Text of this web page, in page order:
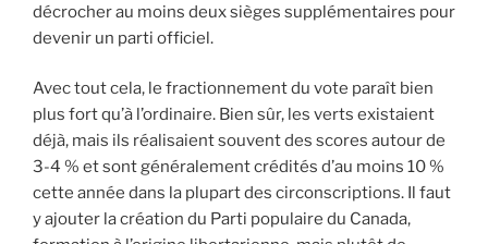
décrocher au moins deux sièges supplémentaires pour
devenir un parti officiel.
Avec tout cela, le fractionnement du vote paraît bien
plus fort qu’à l’ordinaire. Bien sûr, les verts existaient
déjà, mais ils réalisaient souvent des scores autour de
3-4 % et sont généralement crédités d’au moins 10 %
cette année dans la plupart des circonscriptions. Il faut
y ajouter la création du Parti populaire du Canada,